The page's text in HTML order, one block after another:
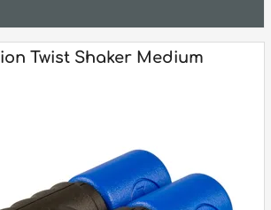
Twist Shaker Medium